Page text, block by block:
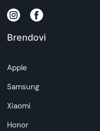
ovde
Napomena:
da garantuje da su
Brendovi
Apple
Samsung
Xiaomi
Honor